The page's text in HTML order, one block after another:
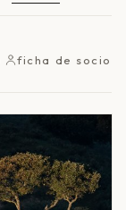
ficha de socio